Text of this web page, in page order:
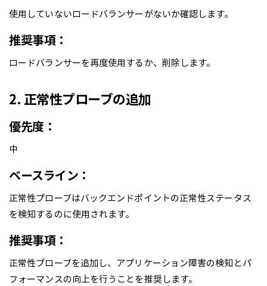
使用していないロードバランサーがないか確認します。
推奨事項：
ロードバランサーを再度使用するか、削除します。
2. 正常性プローブの追加
優先度：
中
ベースライン：
正常性プローブはバックエンドポイントの正常性ステータス
を検知するのに使用されます。
推奨事項：
正常性プローブを追加し、アプリケーション障害の検知とパ
フォーマンスの向上を行うことを推奨します。